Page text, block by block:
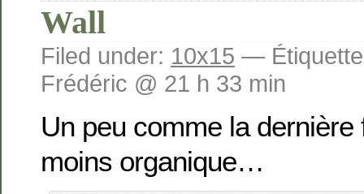
Wall
Filed under: 10x15 —
Frédéric @ 21 h 33 min
Un peu comme la dernière
moins organique…